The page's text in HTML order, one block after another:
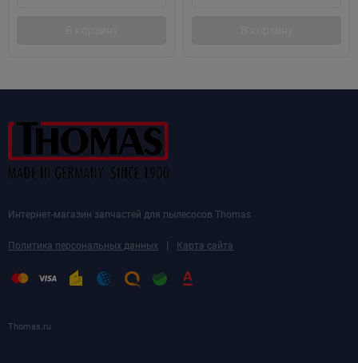
Интернет-магазин запчастей для пылесосов Thomas
Политика персональных данных | Карта сайта
Thomas.ru